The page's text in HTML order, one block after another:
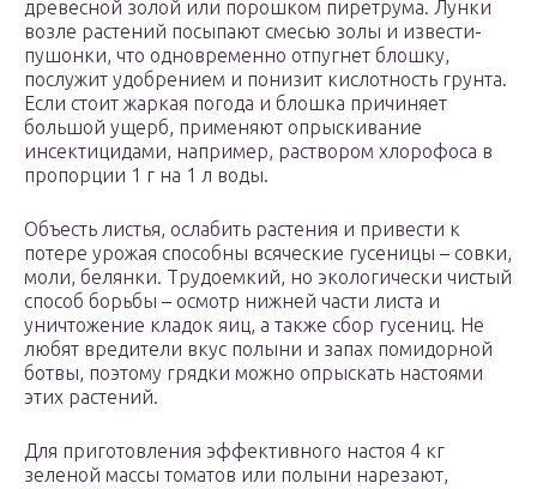
древесной золой или порошком пиретрума. Лунки
возле растений посыпают смесью золы и извести-
пушонки, что одновременно отпугнет блошку,
послужит удобрением и понизит кислотность грунта.
Если стоит жаркая погода и блошка причиняет
большой ущерб, применяют опрыскивание
инсектицидами, например, раствором хлорофоса в
пропорции 1 г на 1 л воды.
Объесть листья, ослабить растения и привести к
потере урожая способны всяческие гусеницы – совки,
моли, белянки. Трудоемкий, но экологически чистый
способ борьбы – осмотр нижней части листа и
уничтожение кладок яиц, а также сбор гусениц. Не
любят вредители вкус полыни и запах помидорной
ботвы, поэтому грядки можно опрыскать настоями
этих растений.
Для приготовления эффективного настоя 4 кг
зеленой массы томатов или полыни нарезают,